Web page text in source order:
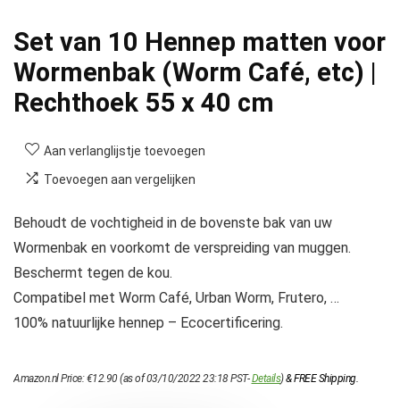
Set van 10 Hennep matten voor
Wormenbak (Worm Café, etc) |
Rechthoek 55 x 40 cm
Aan verlanglijstje toevoegen
Toevoegen aan vergelijken
Behoudt de vochtigheid in de bovenste bak van uw
Wormenbak en voorkomt de verspreiding van muggen.
Beschermt tegen de kou.
Compatibel met Worm Café, Urban Worm, Frutero, …
100% natuurlijke hennep – Ecocertificering.
Amazon.nl Price:€12.90(as of 03/10/2022 23:18 PST-Details)&FREE Shipping.